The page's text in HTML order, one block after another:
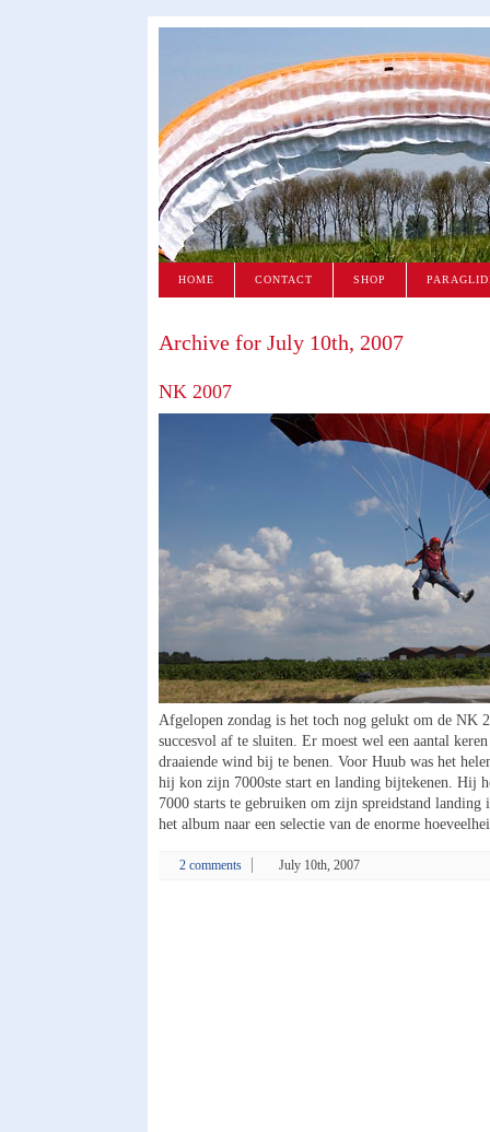
HOME CONTACT SHOP
Archive for July 10th, 2007
NK 2007
Afgelopen zondag is het toch nog gelukt om de NK
succesvol af te sluiten. Er moest wel een aantal
draaiende wind bij te benen. Voor Huub was het
hij kon zijn 7000ste start en landing bijtekenen. Hij
7000 starts te gebruiken om zijn spreidstand
het album naar een selectie van de enorme
2 comments July 10th, 2007